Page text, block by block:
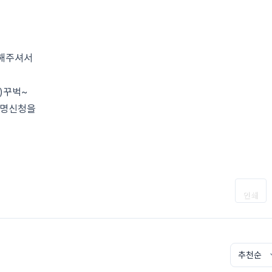
주셔서
꾸벅~
신청을
인쇄